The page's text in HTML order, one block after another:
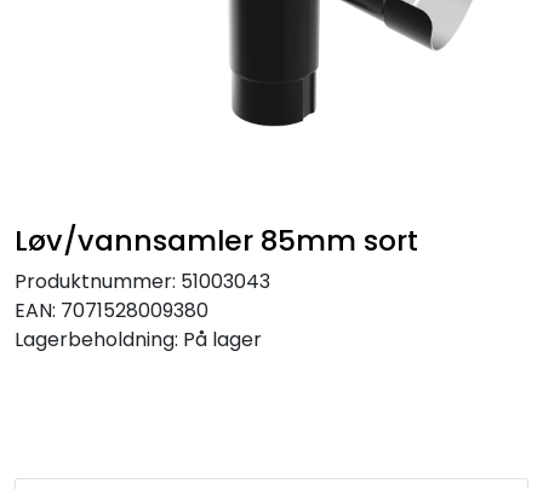
Løv/vannsamler 85mm sort
Produktnummer: 51003043
EAN: 7071528009380
Lagerbeholdning: På lager